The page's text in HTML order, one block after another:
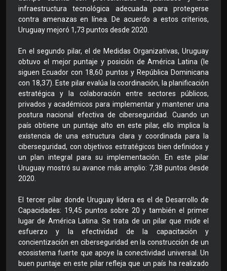
infraestructura tecnológica adecuada para protegerse
contra amenazas en línea. De acuerdo a estos criterios,
Uruguay mejoró 1,73 puntos desde 2020.
En el segundo pilar, el de Medidas Organizativas, Uruguay
obtuvo el mejor puntaje y posición de América Latina (le
siguen Ecuador con 18,60 puntos y República Dominicana
con 18,37). Este pilar evalúa la coordinación, la planificación
estratégica y la colaboración entre sectores públicos,
privados y académicos para implementar y mantener una
postura nacional efectiva de ciberseguridad. Cuando un
país obtiene un puntaje alto en este pilar, ello implica la
existencia de una estructura clara y coordinada para la
ciberseguridad, con objetivos estratégicos bien definidos y
un plan integral para su implementación. En este pilar
Uruguay mostró su avance más amplio: 7,38 puntos desde
2020.
El tercer pilar donde Uruguay lidera es el de Desarrollo de
Capacidades: 19,45 puntos sobre 20 y también el primer
lugar de América Latina. Se trata de un pilar que mide el
esfuerzo y la efectividad de la capacitación y
concientización en ciberseguridad en la construcción de un
ecosistema fuerte que apoye la conectividad universal. Un
buen puntaje en este pilar refleja que un país ha realizado